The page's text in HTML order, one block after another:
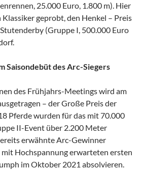
25.000 Euro, 1.800 m). Hier
geprobt, den Henkel – Preis
(Gruppe I, 500.000 Euro
Saisondebüt des Arc-Siegers
des Frühjahrs-Meetings wird am
– der Große Preis der
Pferde wurden für das mit 70.000
II-Event über 2.200 Meter
erwähnte Arc-Gewinner
mit Hochspannung erwarteten ersten
im Oktober 2021 absolvieren.